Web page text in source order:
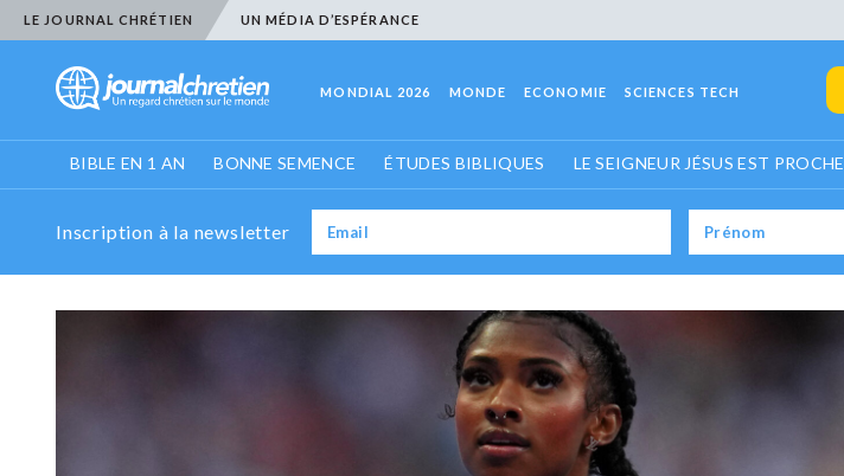
LE JOURNAL CHRÉTIEN UN MÉDIA D’ESPÉRANCE
MONDIAL 2026 MONDE ECONOMIE SCIENCES TECH
BIBLE EN 1 AN BONNE SEMENCE ÉTUDES BIBLIQUES LE SEIGNEUR JÉSUS EST PROCHE
Inscription à la newsletter